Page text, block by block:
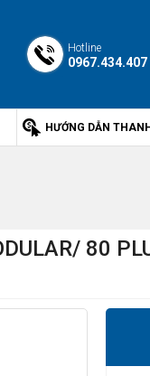
Hotline
0967.434.407
HƯỚNG DẪN
80